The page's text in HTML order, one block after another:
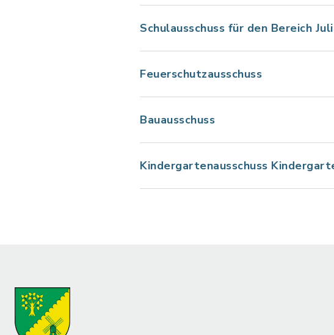
Schulausschuss für den Bereich
Feuerschutzausschuss
Bauausschuss
Kindergartenausschuss